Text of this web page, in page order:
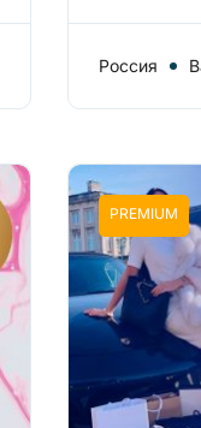
Россия
PREMIUM